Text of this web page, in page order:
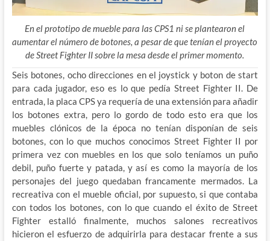
En el prototipo de mueble para las CPS1 ni se plantearon el
aumentar el número de botones, a pesar de que tenían el proyecto
de Street Fighter II sobre la mesa desde el primer momento.
Seis botones, ocho direcciones en el joystick y boton de start
para cada jugador, eso es lo que pedía Street Fighter II. De
entrada, la placa CPS ya requería de una extensión para añadir
los botones extra, pero lo gordo de todo esto era que los
muebles clónicos de la época no tenían disponían de seis
botones, con lo que muchos conocimos Street Fighter II por
primera vez con muebles en los que solo teníamos un puño
debil, puño fuerte y patada, y así es como la mayoría de los
personajes del juego quedaban francamente mermados. La
recreativa con el mueble oficial, por supuesto, si que contaba
con todos los botones, con lo que cuando el éxito de Street
Fighter estalló finalmente, muchos salones recreativos
hicieron el esfuerzo de adquirirla para destacar frente a sus